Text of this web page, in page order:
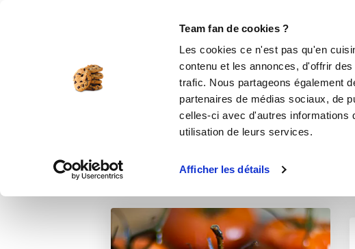
Team fan de cookies ?
Les cookies ce n'est pas qu'en
contenu et les annonces, d'offrir
trafic. Nous partageons également
partenaires de médias sociaux, de
celles-ci avec d'autres informations
utilisation de leurs services.
Afficher les détails